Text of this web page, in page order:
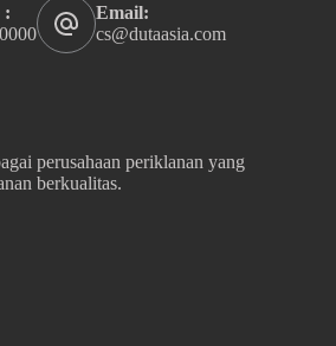
:
Email:
cs@dutaasia.com
perusahaan periklanan yang
berkualitas.